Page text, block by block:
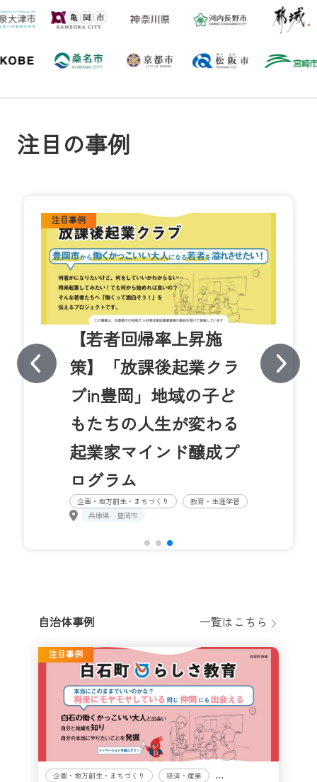
注目の事例
注目事例
【若者回帰率上昇施
策】「放課後起業クラ
ブin豊岡」地域の子ど
もたちの人生が変わる
起業家マインド醸成プ
ログラム
企画・地方創生・まちづくり
教育・生涯学習
兵庫県
豊岡市
自治体事例 一覧はこちら
注目事例
企画・地方創生・まちづくり 経済・産業